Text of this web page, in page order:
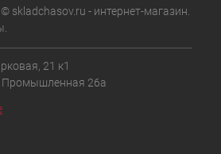
skladchasov.ru - интернет-магазин.
21 к1
Промышленная 26а